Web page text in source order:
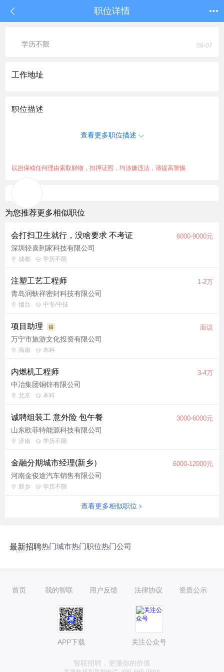
职位详情
学历不限 08-07
工作地址
职位描述
查看更多职位描述
以担保或任何理由索取财物，扣押证照，均涉嫌违法，请提高警惕
为您推荐更多相似职位
会打扫卫生就行，没啥要求 不考证 6000-9000元
深圳轻喜到家科技有限公司
成都 学历不限
注塑工艺工程师 1-2万
青岛润蚨祥密封科技有限公司
烟台 中专/中技
项目助理 面议
万宁市旅游文化投资有限公司
海南 本科
内燃机工程师 3-4万
中冶集团铜锌有限公司
北京 本科
诚聘组装工 意外险 包午餐 3000-6000元
山东欧菲特能源科技有限公司
济南 学历不限
金融分期城市经理(新乡） 6000-12000元
河南金俊途汽车销售有限公司
新乡 学历不限
查看更多相似职位
最新招聘热门城市热门职位热门公司
首页 我的智联 用户反馈 法律协议 资质公示
APP下载 关注公众号
智联招聘，更懂你的价值